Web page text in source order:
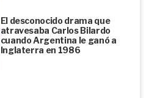
El desconocido drama que
atravesaba Carlos Bilardo
cuando Argentina le ganó a
Inglaterra en 1986